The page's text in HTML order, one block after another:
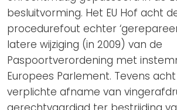
besluitvorming. Het EU Hof acht
procedurefout echter
latere wijziging (in 2009) van de
Paspoortverordening met
Europees Parlement. Tevens
verplichte afname van